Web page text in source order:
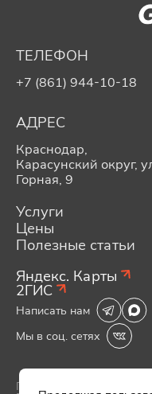
ТЕЛЕФОН
+7 (861) 944-10-18
АДРЕС
Краснодар,
Карасунский округ,
Горная, 9
Услуги
Цены
Полезные статьи
Яндекс. Карты
2ГИС
Написать нам
Мы в соц. сетях
Политика